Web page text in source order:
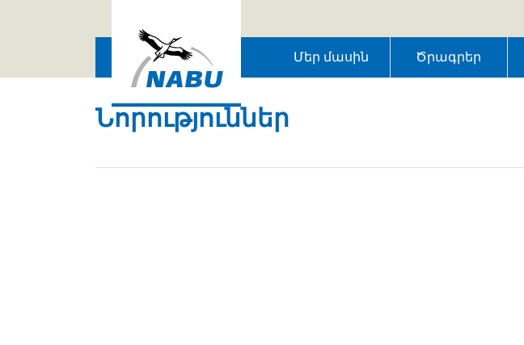
Մեր մասին Ծրագրեր
Նորություններ